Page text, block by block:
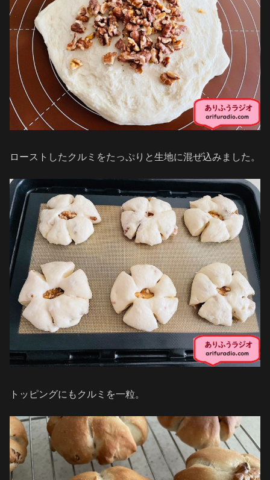
ローストしたクルミをたっぷりと生地に混ぜ込みました。
トッピングにもクルミを一粒。